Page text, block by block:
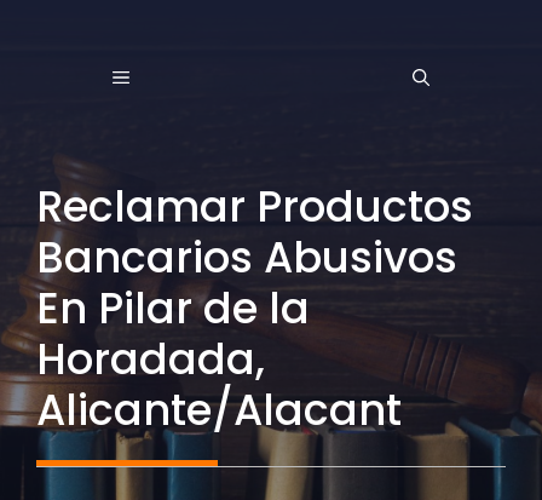
MENÚ
Reclamar Productos
Bancarios Abusivos
En Pilar de la
Horadada,
Alicante/Alacant